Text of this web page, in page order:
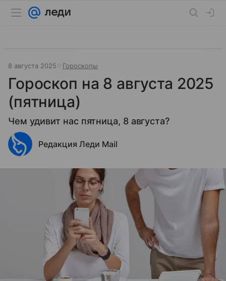
8 августа 2025 Гороскопы
Гороскоп на 8 августа 2025
(пятница)
Чем удивит нас пятница, 8 августа?
Редакция Леди Mail